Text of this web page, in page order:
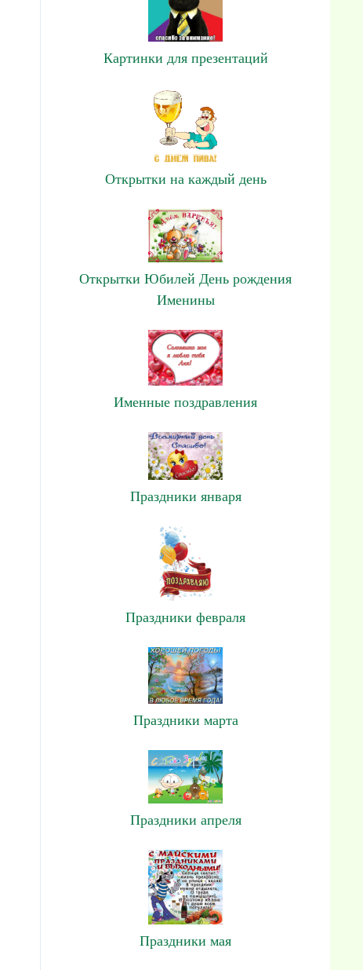
Картинки для презентаций
Открытки на каждый день
Открытки Юбилей День рождения
Именины
Именные поздравления
Праздники января
Праздники февраля
Праздники марта
Праздники апреля
Праздники мая